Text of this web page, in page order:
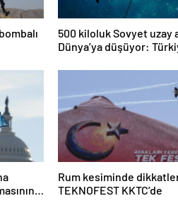
500 kiloluk Sovyet uzay
Dünya’ya düşüyor:
Rum kesiminde
TEKNOFEST KKTC’de